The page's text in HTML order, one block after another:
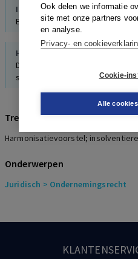
Ook delen we informatie
site met onze partners
en analyse.
Privacy- en
Cookie-
Alle
I.C.A. Bours
Een insolventieaangifteplicht
H.J. de Kloe
De geharmoniseerde
schuldeisers vanuit Europees
Trefwoorden
Harmonisatievoorstel;
Onderwerpen
Juridisch > Ondernemingsrecht